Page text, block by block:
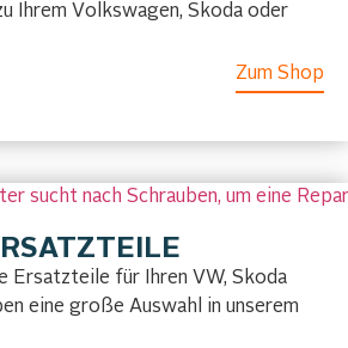
Ihrem Volkswagen, Skoda oder
Zum Shop
Ersatzteile für Ihren VW, Skoda
eine große Auswahl in unserem